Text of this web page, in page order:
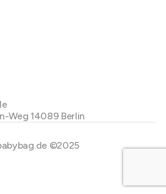
Weg 14089 Berlin
©2025